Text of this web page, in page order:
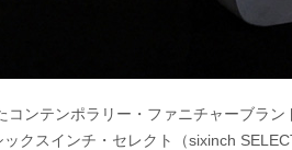
コンテンポラリー・ファニチャーブラ
クスインチ・セレクト（sixinch